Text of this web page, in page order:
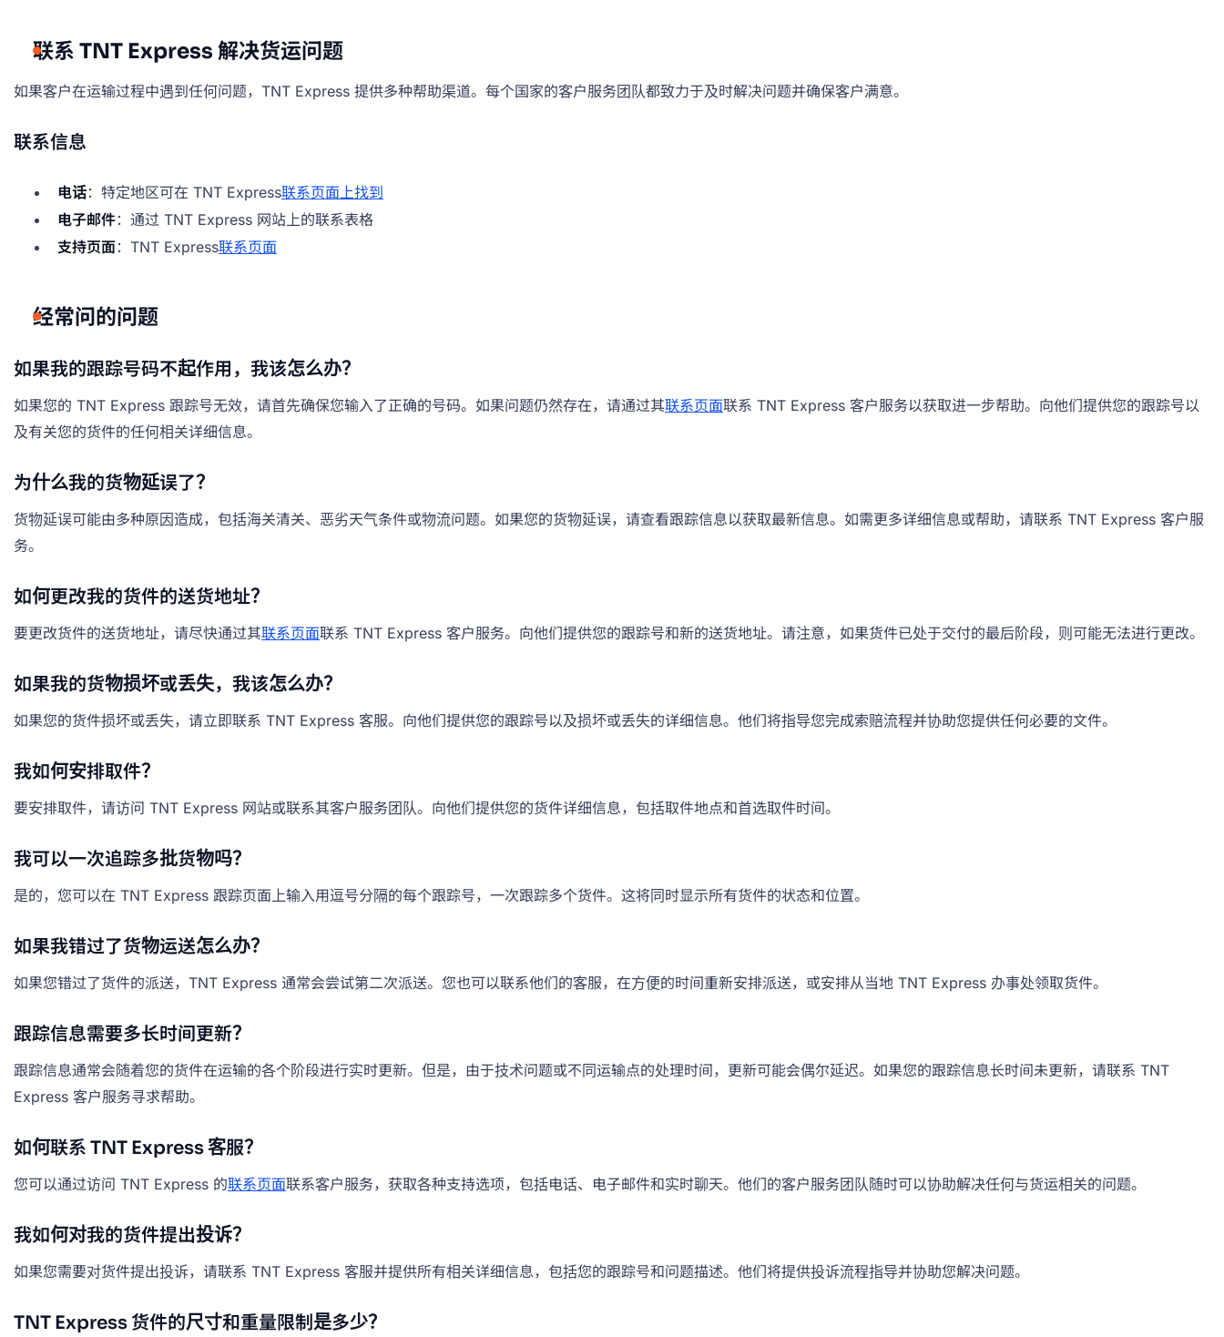
联系 TNT Express 解决货运问题
如果客户在运输过程中遇到任何问题，TNT Express 提供多种帮助渠道。每个国家的客户服务团队都致力于及时解决问题并确保客户满意。
联系信息
电话：特定地区可在 TNT Express联系页面上找到
电子邮件：通过 TNT Express 网站上的联系表格
支持页面：TNT Express联系页面
经常问的问题
如果我的跟踪号码不起作用，我该怎么办？
如果您的 TNT Express 跟踪号无效，请首先确保您输入了正确的号码。如果问题仍然存在，请通过其联系页面联系 TNT Express 客户服务以获取进一步帮助。向他们提供您的跟踪号以
及有关您的货件的任何相关详细信息。
为什么我的货物延误了？
货物延误可能由多种原因造成，包括海关清关、恶劣天气条件或物流问题。如果您的货物延误，请查看跟踪信息以获取最新信息。如需更多详细信息或帮助，请联系 TNT Express 客户服
务。
如何更改我的货件的送货地址？
要更改货件的送货地址，请尽快通过其联系页面联系 TNT Express 客户服务。向他们提供您的跟踪号和新的送货地址。请注意，如果货件已处于交付的最后阶段，则可能无法进行更改。
如果我的货物损坏或丢失，我该怎么办？
如果您的货件损坏或丢失，请立即联系 TNT Express 客服。向他们提供您的跟踪号以及损坏或丢失的详细信息。他们将指导您完成索赔流程并协助您提供任何必要的文件。
我如何安排取件？
要安排取件，请访问 TNT Express 网站或联系其客户服务团队。向他们提供您的货件详细信息，包括取件地点和首选取件时间。
我可以一次追踪多批货物吗？
是的，您可以在 TNT Express 跟踪页面上输入用逗号分隔的每个跟踪号，一次跟踪多个货件。这将同时显示所有货件的状态和位置。
如果我错过了货物运送怎么办？
如果您错过了货件的派送，TNT Express 通常会尝试第二次派送。您也可以联系他们的客服，在方便的时间重新安排派送，或安排从当地 TNT Express 办事处领取货件。
跟踪信息需要多长时间更新？
跟踪信息通常会随着您的货件在运输的各个阶段进行实时更新。但是，由于技术问题或不同运输点的处理时间，更新可能会偶尔延迟。如果您的跟踪信息长时间未更新，请联系 TNT
Express 客户服务寻求帮助。
如何联系 TNT Express 客服？
您可以通过访问 TNT Express 的联系页面联系客户服务，获取各种支持选项，包括电话、电子邮件和实时聊天。他们的客户服务团队随时可以协助解决任何与货运相关的问题。
我如何对我的货件提出投诉？
如果您需要对货件提出投诉，请联系 TNT Express 客服并提供所有相关详细信息，包括您的跟踪号和问题描述。他们将提供投诉流程指导并协助您解决问题。
TNT Express 货件的尺寸和重量限制是多少？